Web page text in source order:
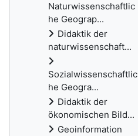
Naturwissenschaftlic
he Geograp...
Didaktik der
naturwissenschaft...
Sozialwissenschaftlic
he Geogra...
Didaktik der
ökonomischen Bild...
Geoinformation